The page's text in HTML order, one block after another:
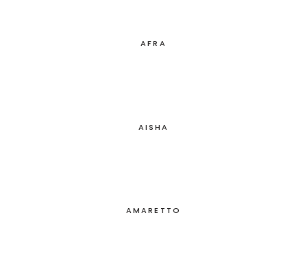
AFRA
AISHA
AMARETTO